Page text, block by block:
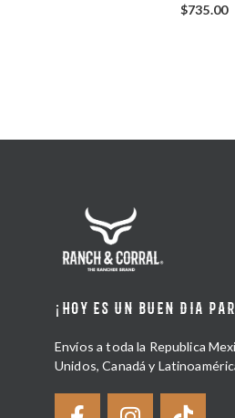
$735.00
¡HOY ES UN BUEN DIA
Envíos a toda la Republica
Unidos, Canadá y